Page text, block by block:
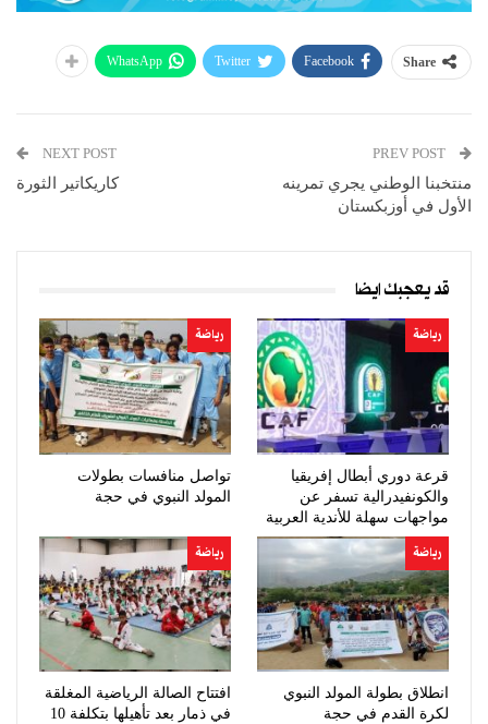
Share
Facebook
Twitter
WhatsApp
منتخبنا الوطني يجري تمرينه
الأول في أوزبكستان
NEXT POST
كاريكاتير الثورة
قد يعجبك ايضا
رياضة
قرعة دوري أبطال إفريقيا
والكونفيدرالية تسفر عن
مواجهات سهلة للأندية العربية
رياضة
تواصل منافسات بطولات
المولد النبوي في حجة
رياضة
انطلاق بطولة المولد النبوي
لكرة القدم في حجة
رياضة
افتتاح الصالة الرياضية المغلقة
في ذمار بعد تأهيلها بتكلفة 10